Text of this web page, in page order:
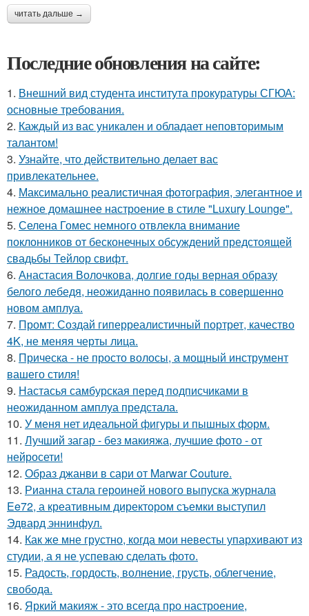
читать дальше →
Последние обновления на сайте:
1. Внешний вид студента института прокуратуры СГЮА:
основные требования.
2. Каждый из вас уникален и обладает неповторимым
талантом!
3. Узнайте, что действительно делает вас
привлекательнее.
4. Максимально реалистичная фотография, элегантное и
нежное домашнее настроение в стиле "Luxury Lounge".
5. Селена Гомес немного отвлекла внимание
поклонников от бесконечных обсуждений предстоящей
свадьбы Тейлор свифт.
6. Анастасия Волочкова, долгие годы верная образу
белого лебедя, неожиданно появилась в совершенно
новом амплуа.
7. Промт: Создай гиперреалистичный портрет, качество
4K, не меняя черты лица.
8. Прическа - не просто волосы, а мощный инструмент
вашего стиля!
9. Настасья самбурская перед подписчиками в
неожиданном амплуа предстала.
10. У меня нет идеальной фигуры и пышных форм.
11. Лучший загар - без макияжа, лучшие фото - от
нейросети!
12. Образ джанви в сари от Marwar Couture.
13. Рианна стала героиней нового выпуска журнала
Ee72, а креативным директором съемки выступил
Эдвард эннинфул.
14. Как же мне грустно, когда мои невесты упархивают из
студии, а я не успеваю сделать фото.
15. Радость, гордость, волнение, грусть, облегчение,
свобода.
16. Яркий макияж - это всегда про настроение,